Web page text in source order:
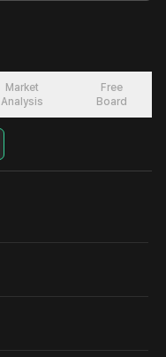
Market
Analysis
Free
Board